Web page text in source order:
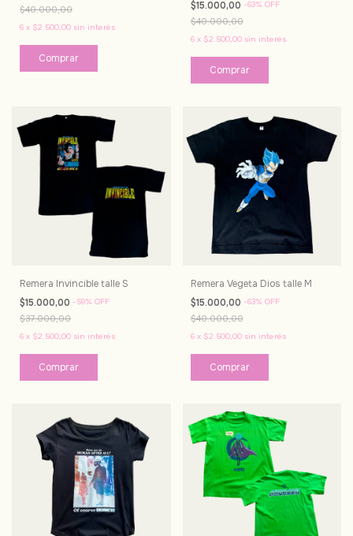
$40.000,00
6 x $2.500,00 sin interés
$15.000,00 -63% OFF
$40.000,00
6 x $2.500,00 sin interés
Remera Invincible talle S
$15.000,00 -59% OFF
$37.000,00
6 x $2.500,00 sin interés
Remera Vegeta Dios talle M
$15.000,00 -63% OFF
$40.000,00
6 x $2.500,00 sin interés